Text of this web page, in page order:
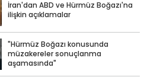
İran'dan ABD ve Hürmüz Boğazı'na
ilişkin açıklamalar
"Hürmüz Boğazı konusunda
müzakereler sonuçlanma
aşamasında"